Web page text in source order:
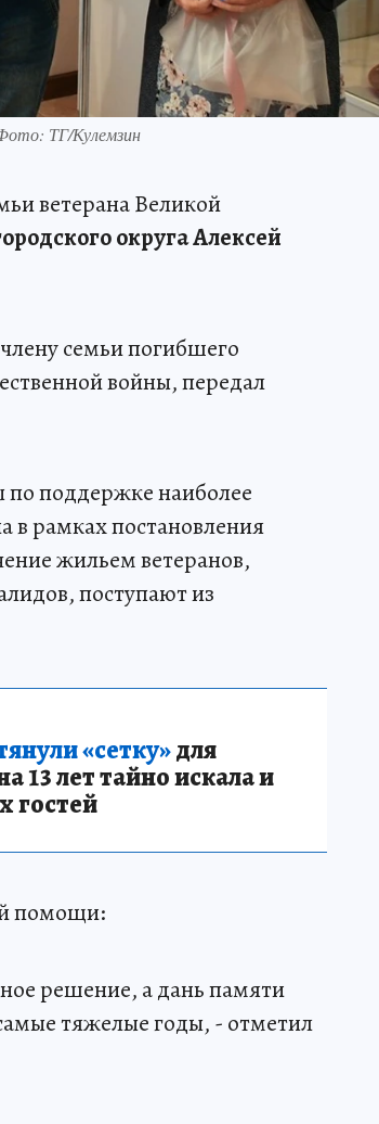
ТГ/Кулемзин
ветерана Великой
округа Алексей
семьи погибшего
войны, передал
по поддержке наиболее
в рамках постановления
жильем ветеранов,
поступают из
«сетку»для
13 лет тайно искала и
гостей
помощи:
решение, а дань памяти
тяжелые годы, - отметил